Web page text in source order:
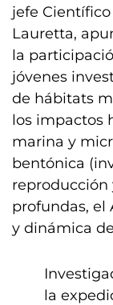
jefe
Lauretta,
la
jóvenes
de hábitats
los impactos
marina y
bentónica
reproducción
profundas, el
y dinámica
la